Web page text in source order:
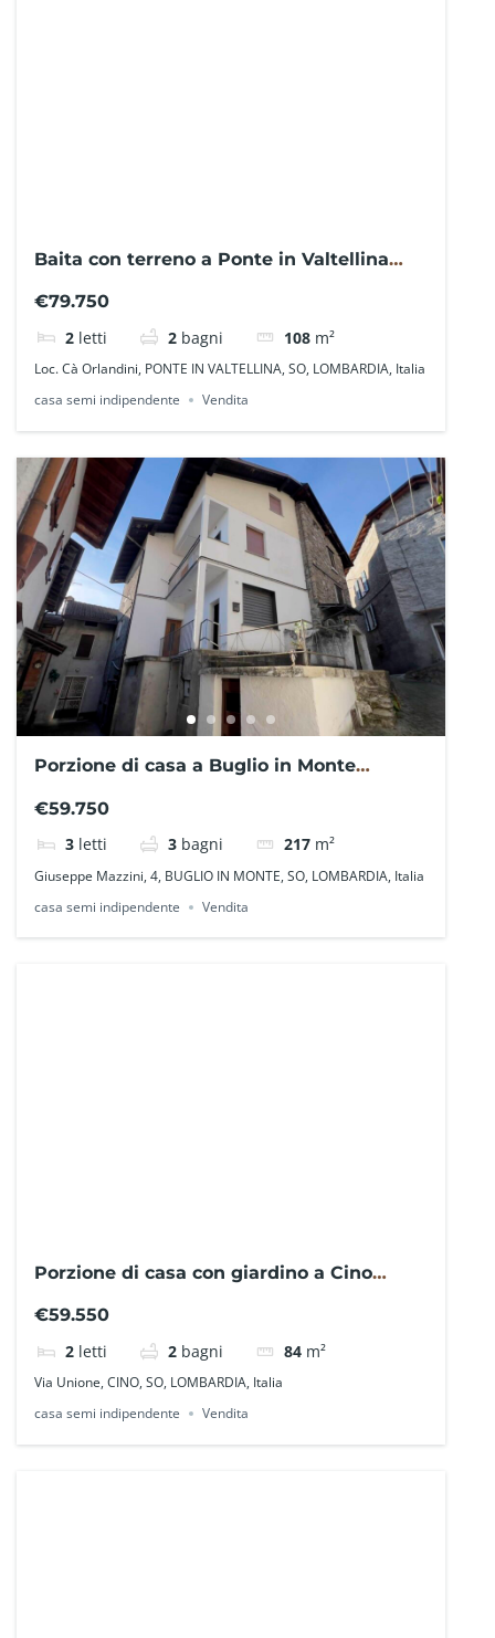
Baita con terreno a Ponte in Valtellina
€79.750
2 letti 2 bagni 108 m²
Loc. Cà Orlandini, PONTE IN VALTELLINA, SO, LOMBARDIA, Italia
casa semi indipendente
Vendita
Porzione di casa a Buglio in Monte
€59.750
3 letti 3 bagni 217 m²
Giuseppe Mazzini, 4, BUGLIO IN MONTE, SO, LOMBARDIA, Italia
casa semi indipendente
Vendita
Porzione di casa con giardino a Cino
€59.550
2 letti 2 bagni 84 m²
Via Unione, CINO, SO, LOMBARDIA, Italia
casa semi indipendente
Vendita